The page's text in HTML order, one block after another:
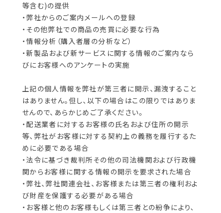
等含む)の提供
・弊社からのご案内メールへの登録
・その他弊社での商品の売買に必要な行為
・情報分析（購入者層の分析など）
・新製品および新サービスに関する情報のご案内なら
びにお客様へのアンケートの実施
上記の個人情報を弊社が第三者に開示、漏洩すること
はありません。但し、以下の場合はこの限りではありま
せんので、あらかじめご了承ください。
・配送業者に対するお客様の氏名および住所の開示
等、弊社がお客様に対する契約上の義務を履行するた
めに必要である場合
・法令に基づき裁判所その他の司法機関および行政機
関からお客様に関する情報の開示を要求された場合
・弊社、弊社関連会社、お客様または第三者の権利およ
び財産を保護する必要がある場合
・お客様と他のお客様もしくは第三者との紛争により、